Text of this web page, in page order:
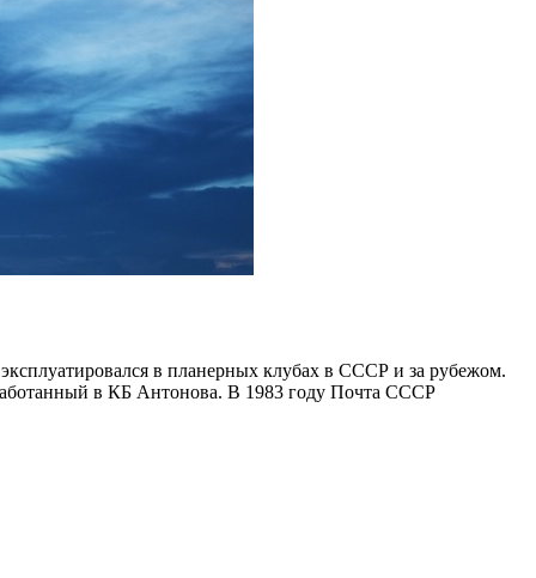
в планерных клубах в СССР и за рубежом.
в КБ Антонова. В 1983 году Почта СССР